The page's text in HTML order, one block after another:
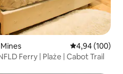
Średnia
4,94 (100)
Ferry | Plaże | Cabot Trail